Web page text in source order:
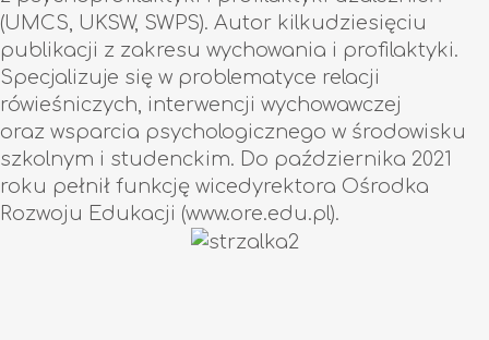
(UMCS, UKSW, SWPS). Autor kilkudziesięciu
publikacji z zakresu wychowania i profilaktyki.
Specjalizuje się w problematyce relacji
rówieśniczych, interwencji wychowawczej
oraz wsparcia psychologicznego w środowisku
szkolnym i studenckim. Do października 2021
roku pełnił funkcję wicedyrektora Ośrodka
Rozwoju Edukacji (www.ore.edu.pl).